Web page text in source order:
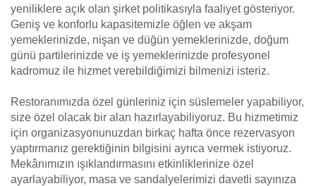
yeniliklere açık olan şirket politikasıyla faaliyet gösteriyor.
Geniş ve konforlu kapasitemizle öğlen ve akşam
yemeklerinizde, nişan ve düğün yemeklerinizde, doğum
günü partilerinizde ve iş yemeklerinizde profesyonel
kadromuz ile hizmet verebildiğimizi bilmenizi isteriz.
Restoranımızda özel günleriniz için süslemeler yapabiliyor,
size özel olacak bir alan hazırlayabiliyoruz. Bu hizmetimiz
için organizasyonunuzdan birkaç hafta önce rezervasyon
yaptırmanız gerektiğinin bilgisini ayrıca vermek istiyoruz.
Mekânımızın ışıklandırmasını etkinliklerinize özel
ayarlayabiliyor, masa ve sandalyelerimizi davetli sayınıza